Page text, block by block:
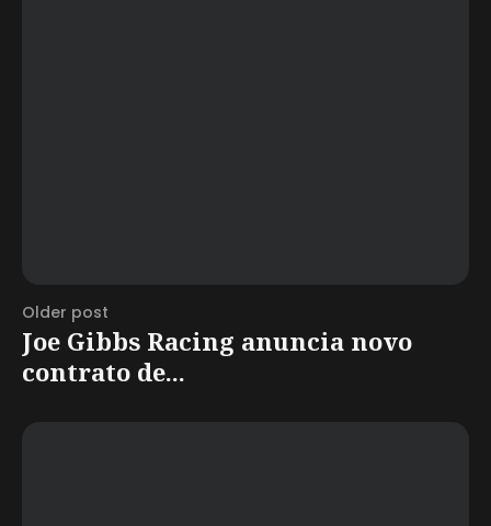
Older post
Joe Gibbs Racing anuncia novo
contrato de...